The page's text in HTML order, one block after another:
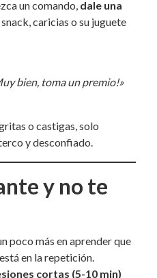
un comando, dale una
caricias o su juguete
bien, toma un premio!»
o castigas, solo
y desconfiado.
y no te
poco más en aprender que
en la repetición.
cortas (5-10 min)